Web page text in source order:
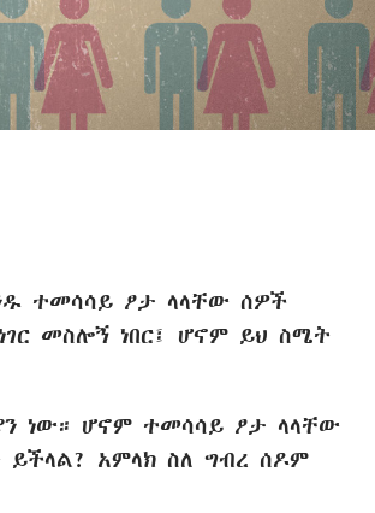
ተመሳሳይ ፆታ ላላቸው ሰዎች
መስሎኝ ነበር፤ ሆኖም ይህ ስሜት
ነው። ሆኖም ተመሳሳይ ፆታ ላላቸው
ይችላል? አምላክ ስለ ግብረ ሰዶም